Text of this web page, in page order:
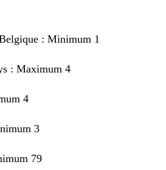
: Minimum 1
: Maximum 4
4
3
79